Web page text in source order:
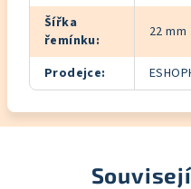
Šířka
řemínku: 22 mm
Prodejce: